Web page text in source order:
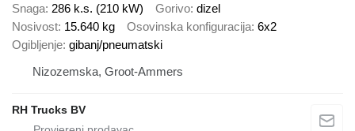
Snaga 286 k.s. (210 kW) Gorivo dizel
Nosivost 15.640 kg Osovinska konfiguracija 6x2
Ogibljenje gibanj/pneumatski
Nizozemska, Groot-Ammers
RH Trucks BV